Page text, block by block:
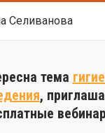
Селиванова
тема
,